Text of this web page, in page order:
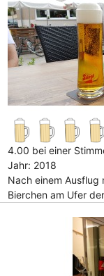
4.00 bei einer
Jahr: 2018
Nach einem
Bierchen am Ufer